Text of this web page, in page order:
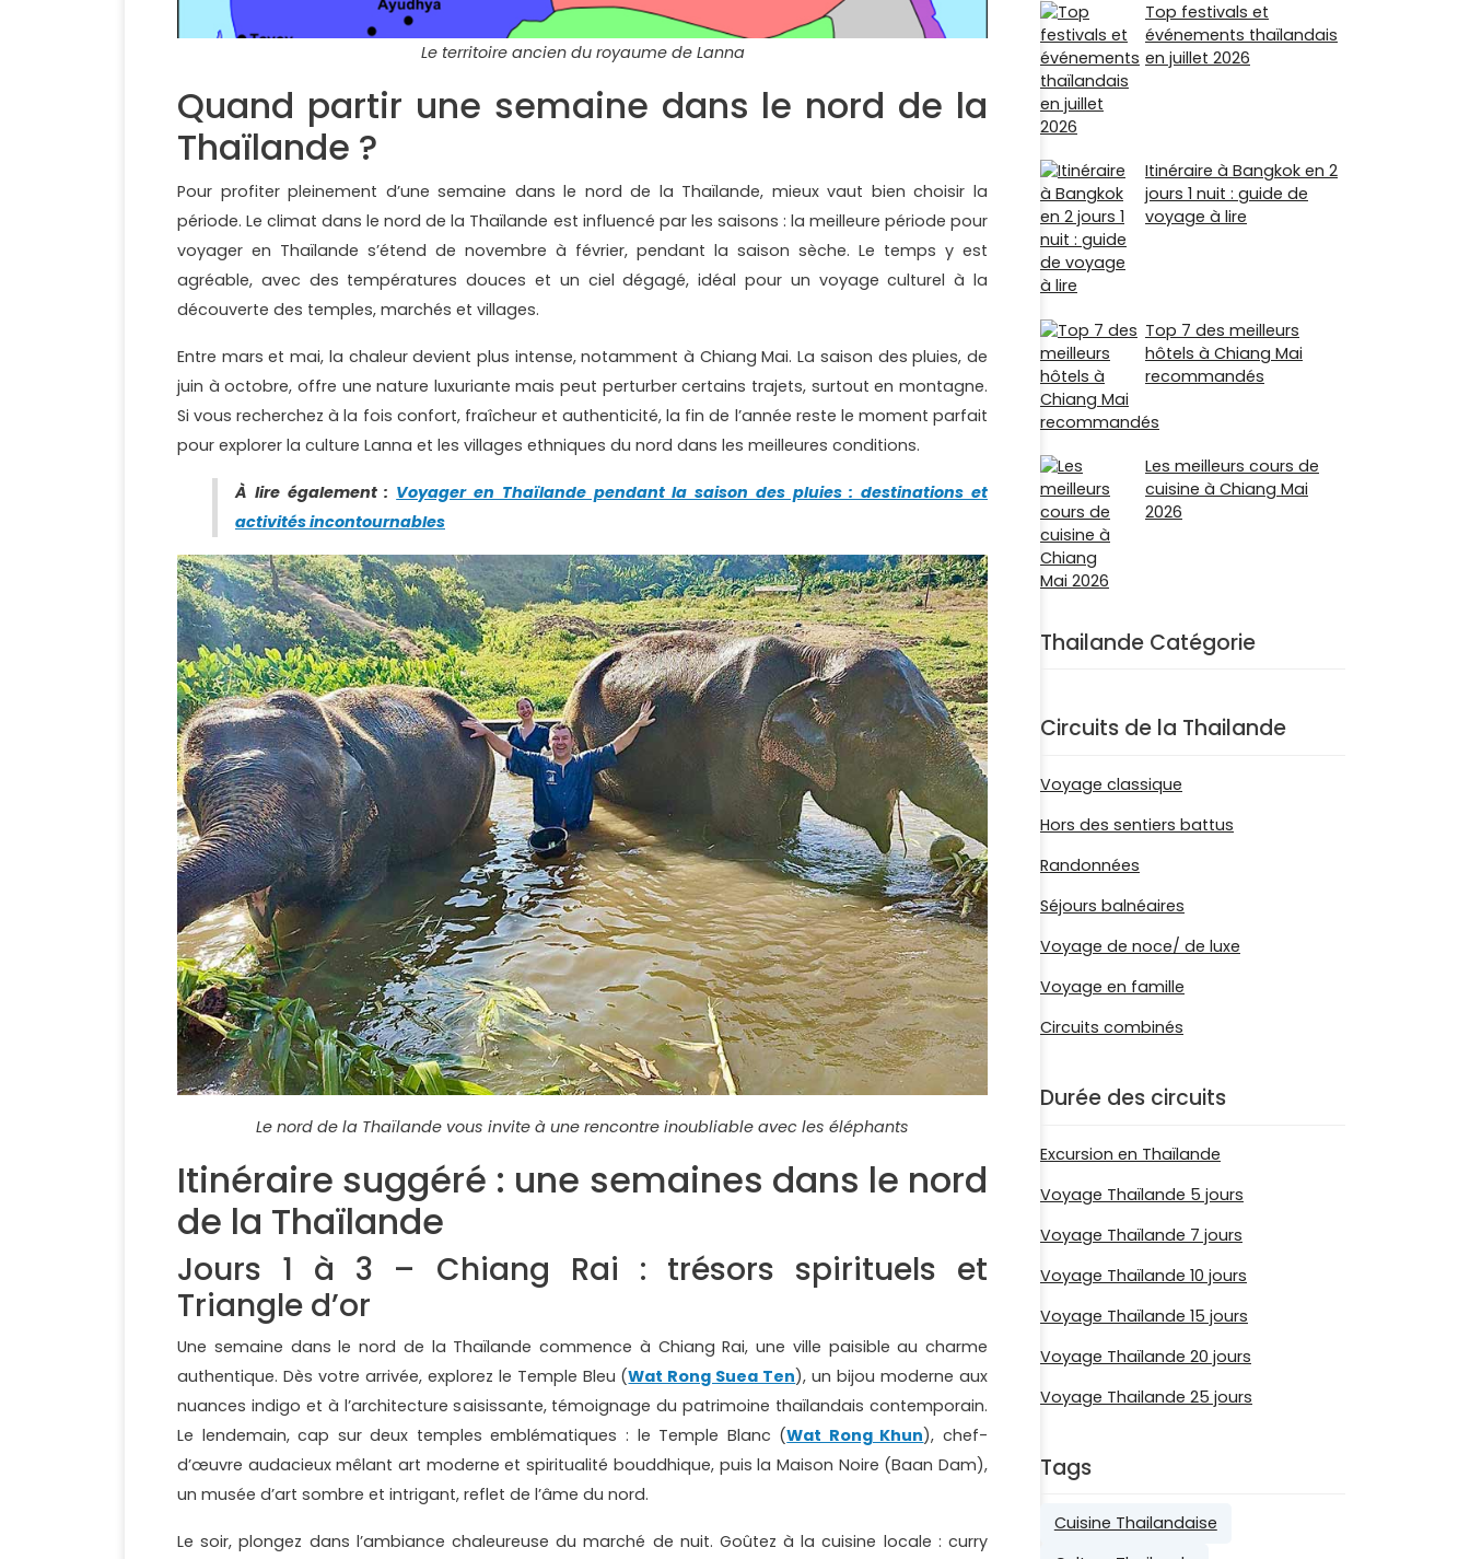
Le territoire ancien du royaume de Lanna
Quand partir une semaine dans le nord de la
Thaïlande ?
Pour profiter pleinement d’une semaine dans le nord de la Thaïlande, mieux vaut bien choisir la
période. Le climat dans le nord de la Thaïlande est influencé par les saisons : la meilleure période pour
voyager en Thaïlande s’étend de novembre à février, pendant la saison sèche. Le temps y est
agréable, avec des températures douces et un ciel dégagé, idéal pour un voyage culturel à la
découverte des temples, marchés et villages.
Entre mars et mai, la chaleur devient plus intense, notamment à Chiang Mai. La saison des pluies, de
juin à octobre, offre une nature luxuriante mais peut perturber certains trajets, surtout en montagne.
Si vous recherchez à la fois confort, fraîcheur et authenticité, la fin de l’année reste le moment parfait
pour explorer la culture Lanna et les villages ethniques du nord dans les meilleures conditions.
À lire également : Voyager en Thaïlande pendant la saison des pluies : destinations et
activités incontournables
Le nord de la Thaïlande vous invite à une rencontre inoubliable avec les éléphants
Itinéraire suggéré : une semaines dans le nord
de la Thaïlande
Jours 1 à 3 – Chiang Rai : trésors spirituels et
Triangle d’or
Une semaine dans le nord de la Thaïlande commence à Chiang Rai, une ville paisible au charme
authentique. Dès votre arrivée, explorez le Temple Bleu (Wat Rong Suea Ten), un bijou moderne aux
nuances indigo et à l’architecture saisissante, témoignage du patrimoine thaïlandais contemporain.
Le lendemain, cap sur deux temples emblématiques : le Temple Blanc (Wat Rong Khun), chef-
d’œuvre audacieux mêlant art moderne et spiritualité bouddhique, puis la Maison Noire (Baan Dam),
un musée d’art sombre et intrigant, reflet de l’âme du nord.
Le soir, plongez dans l’ambiance chaleureuse du marché de nuit. Goûtez à la cuisine locale : curry
Top festivals et
événements thaïlandais
en juillet 2026
Itinéraire à Bangkok en 2
jours 1 nuit : guide de
voyage à lire
Top 7 des meilleurs
hôtels à Chiang Mai
recommandés
Les meilleurs cours de
cuisine à Chiang Mai
2026
Thailande Catégorie
Circuits de la Thailande
Voyage classique
Hors des sentiers battus
Randonnées
Séjours balnéaires
Voyage de noce/ de luxe
Voyage en famille
Circuits combinés
Durée des circuits
Excursion en Thaïlande
Voyage Thaïlande 5 jours
Voyage Thaïlande 7 jours
Voyage Thaïlande 10 jours
Voyage Thaïlande 15 jours
Voyage Thaïlande 20 jours
Voyage Thailande 25 jours
Tags
Cuisine Thailandaise